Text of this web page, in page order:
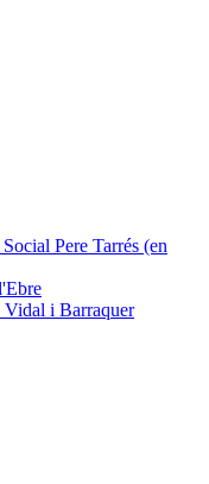
Pere Tarrés (en
i Barraquer